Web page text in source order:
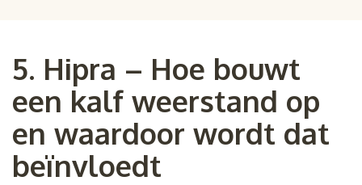
5. Hipra – Hoe bouwt
een kalf weerstand op
en waardoor wordt dat
beïnvloedt